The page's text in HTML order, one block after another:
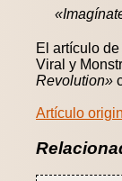
«
El artículo
Viral y
Revolution»
Artículo